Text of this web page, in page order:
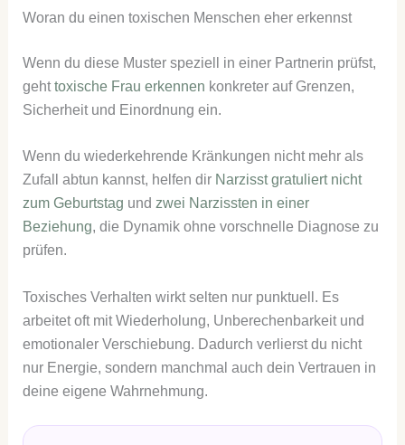
Woran du einen toxischen Menschen eher erkennst
Wenn du diese Muster speziell in einer Partnerin prüfst,
gehttoxische Frau erkennen konkreter auf Grenzen,
Sicherheit und Einordnung ein.
Wenn du wiederkehrende Kränkungen nicht mehr als
Zufall abtun kannst, helfen dir Narzisst gratuliert nicht
zum Geburtstag und zwei Narzissten in einer
Beziehung, die Dynamik ohne vorschnelle Diagnose zu
prüfen.
Toxisches Verhalten wirkt selten nur punktuell. Es
arbeitet oft mit Wiederholung, Unberechenbarkeit und
emotionaler Verschiebung. Dadurch verlierst du nicht
nur Energie, sondern manchmal auch dein Vertrauen in
deine eigene Wahrnehmung.